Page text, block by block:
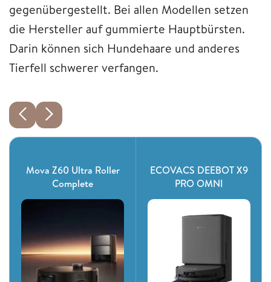
gegenübergestellt. Bei allen Modellen setzen
die Hersteller auf gummierte Hauptbürsten.
Darin können sich Hundehaare und anderes
Tierfell schwerer verfangen.
Mova Z60 Ultra Roller
Complete
ECOVACS DEEBOT X9
PRO OMNI